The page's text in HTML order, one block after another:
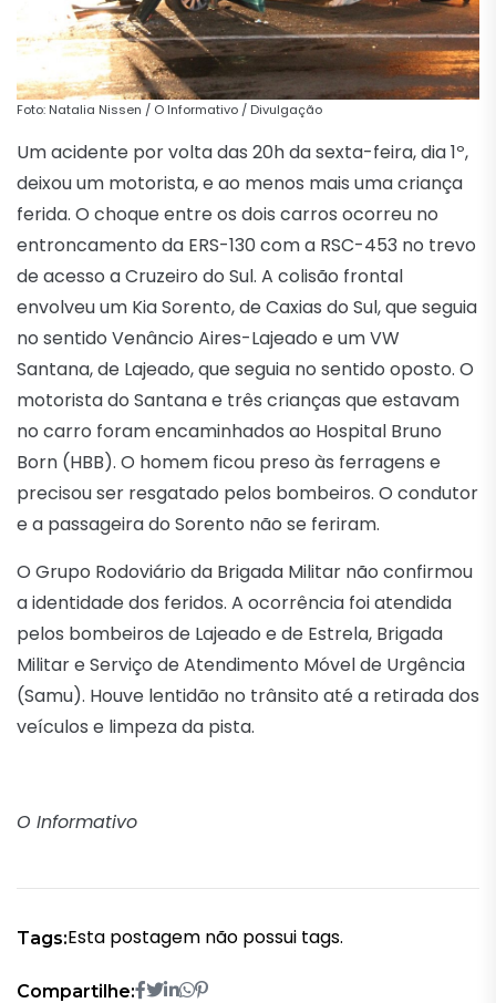
Foto: Natalia Nissen / O Informativo / Divulgação
Um acidente por volta das 20h da sexta-feira, dia 1º,
deixou um motorista, e ao menos mais uma criança
ferida. O choque entre os dois carros ocorreu no
entroncamento da ERS-130 com a RSC-453 no trevo
de acesso a Cruzeiro do Sul. A colisão frontal
envolveu um Kia Sorento, de Caxias do Sul, que seguia
no sentido Venâncio Aires-Lajeado e um VW
Santana, de Lajeado, que seguia no sentido oposto. O
motorista do Santana e três crianças que estavam
no carro foram encaminhados ao Hospital Bruno
Born (HBB). O homem ficou preso às ferragens e
precisou ser resgatado pelos bombeiros. O condutor
e a passageira do Sorento não se feriram.
O Grupo Rodoviário da Brigada Militar não confirmou
a identidade dos feridos. A ocorrência foi atendida
pelos bombeiros de Lajeado e de Estrela, Brigada
Militar e Serviço de Atendimento Móvel de Urgência
(Samu). Houve lentidão no trânsito até a retirada dos
veículos e limpeza da pista.
O Informativo
Tags:Esta postagem não possui tags.
Compartilhe: